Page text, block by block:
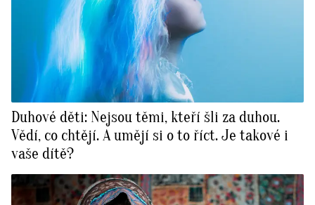
Duhové děti: Nejsou těmi, kteří šli za duhou.
Vědí, co chtějí. A umějí si o to říct. Je takové i
vaše dítě?